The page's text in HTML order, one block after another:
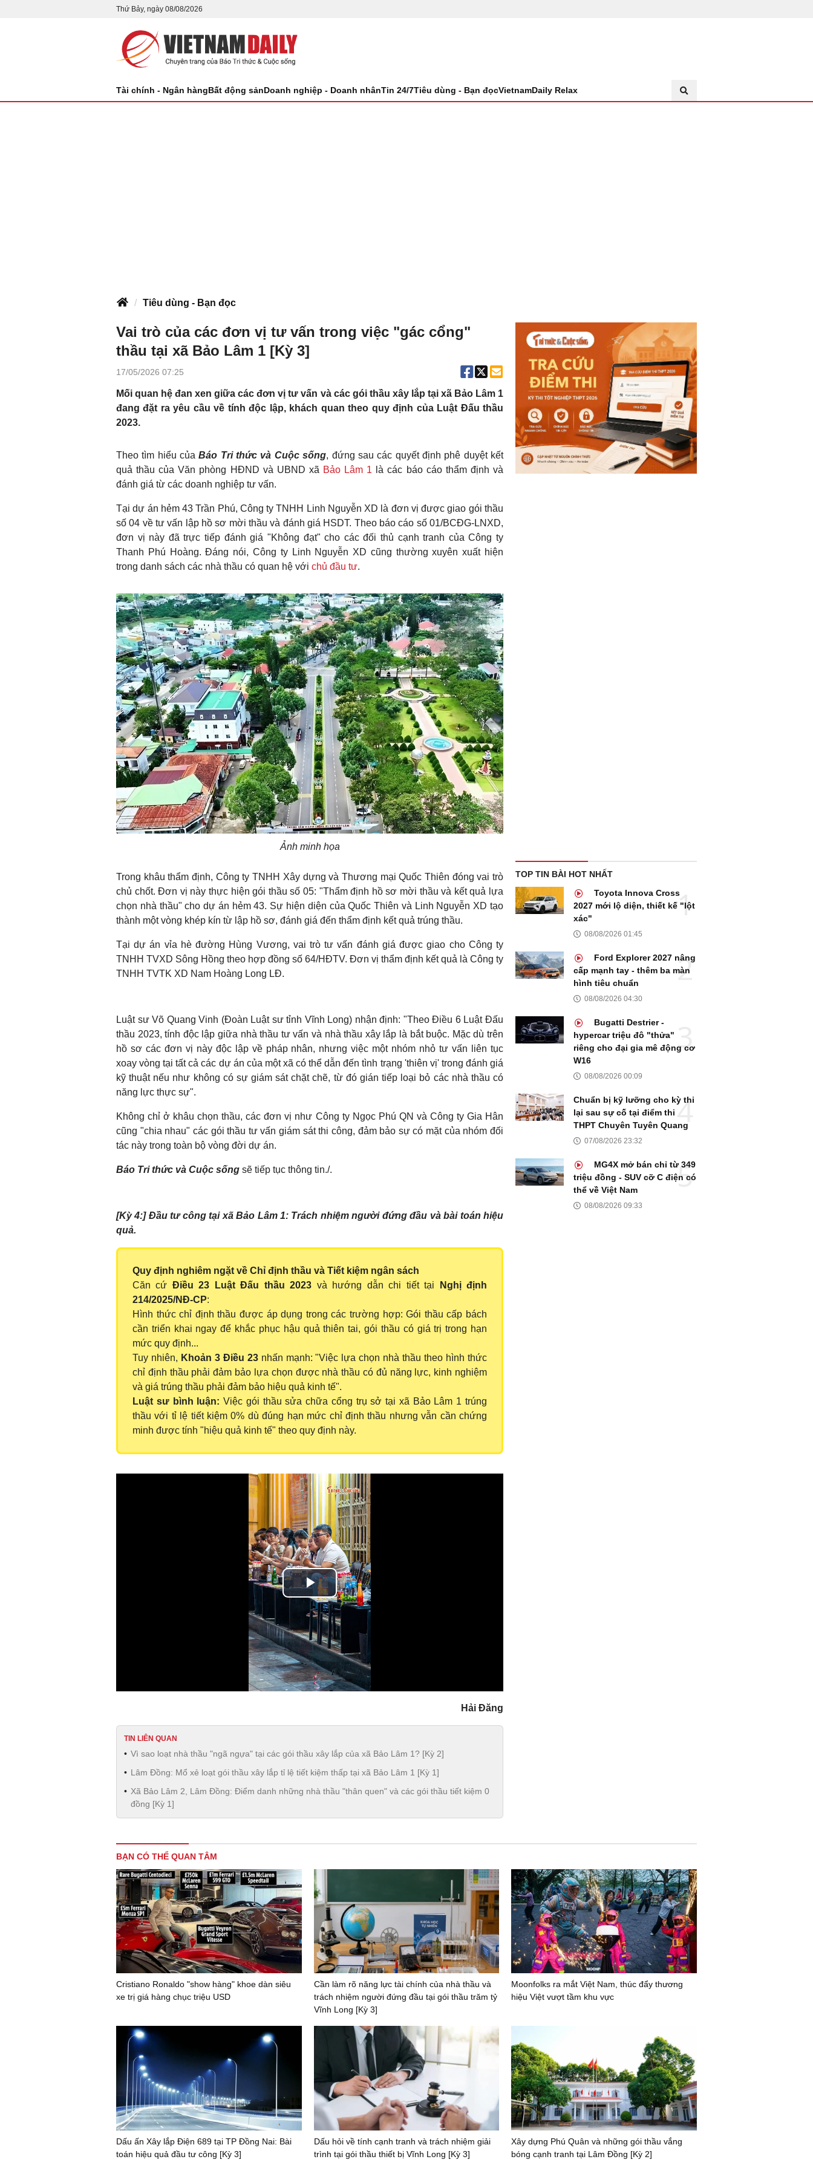
Thứ Bảy, ngày 08/08/2026
Tài chính - Ngân hàngBất động sảnDoanh nghiệp - Doanh nhânTin 24/7Tiêu dùng - Bạn đọcVietnamDaily Relax
Tiêu dùng - Bạn đọc
Vai trò của các đơn vị tư vấn trong việc "gác cổng"
thầu tại xã Bảo Lâm 1 [Kỳ 3]
17/05/2026 07:25
Mối quan hệ đan xen giữa các đơn vị tư vấn và các gói thầu xây lắp tại xã Bảo Lâm 1
đang đặt ra yêu cầu về tính độc lập, khách quan theo quy định của Luật Đấu thầu
2023.
Theo tìm hiểu củaBáo Tri thức và Cuộc sống, đứng sau các quyết định phê duyệt kết
quả thầu của Văn phòng HĐND và UBND xã Bảo Lâm 1 là các báo cáo thẩm định và
đánh giá từ các doanh nghiệp tư vấn.
Tại dự án hẻm 43 Trần Phú, Công ty TNHH Linh Nguyễn XD là đơn vị được giao gói thầu
số 04 về tư vấn lập hồ sơ mời thầu và đánh giá HSDT. Theo báo cáo số 01/BCĐG-LNXD,
đơn vị này đã trực tiếp đánh giá "Không đạt" cho các đối thủ cạnh tranh của Công ty
Thanh Phú Hoàng. Đáng nói, Công ty Linh Nguyễn XD cũng thường xuyên xuất hiện
trong danh sách các nhà thầu có quan hệ với chủ đầu tư.
Ảnh minh họa
Trong khâu thẩm định, Công ty TNHH Xây dựng và Thương mại Quốc Thiên đóng vai trò
chủ chốt. Đơn vị này thực hiện gói thầu số 05: "Thẩm định hồ sơ mời thầu và kết quả lựa
chọn nhà thầu" cho dự án hẻm 43. Sự hiện diện của Quốc Thiên và Linh Nguyễn XD tạo
thành một vòng khép kín từ lập hồ sơ, đánh giá đến thẩm định kết quả trúng thầu.
Tại dự án vỉa hè đường Hùng Vương, vai trò tư vấn đánh giá được giao cho Công ty
TNHH TVXD Sông Hồng theo hợp đồng số 64/HĐTV. Đơn vị thẩm định kết quả là Công ty
TNHH TVTK XD Nam Hoàng Long LĐ.
Luật sư Võ Quang Vinh (Đoàn Luật sư tỉnh Vĩnh Long) nhận định: "Theo Điều 6 Luật Đấu
thầu 2023, tính độc lập giữa nhà thầu tư vấn và nhà thầu xây lắp là bắt buộc. Mặc dù trên
hồ sơ các đơn vị này độc lập về pháp nhân, nhưng việc một nhóm nhỏ tư vấn liên tục
xoay vòng tại tất cả các dự án của một xã có thể dẫn đến tình trạng 'thiên vị' trong đánh giá
kỹ thuật nếu như không có sự giám sát chặt chẽ, từ đó gián tiếp loại bỏ các nhà thầu có
năng lực thực sự".
Không chỉ ở khâu chọn thầu, các đơn vị như Công ty Ngọc Phú QN và Công ty Gia Hân
cũng "chia nhau" các gói thầu tư vấn giám sát thi công, đảm bảo sự có mặt của nhóm đối
tác này trong toàn bộ vòng đời dự án.
Báo Tri thức và Cuộc sống sẽ tiếp tục thông tin./.
[Kỳ 4:] Đầu tư công tại xã Bảo Lâm 1: Trách nhiệm người đứng đầu và bài toán hiệu
quả.
Quy định nghiêm ngặt về Chỉ định thầu và Tiết kiệm ngân sách
Căn cứ Điều 23 Luật Đấu thầu 2023 và hướng dẫn chi tiết tại
Nghị định
214/2025/NĐ-CP:
Hình thức chỉ định thầu được áp dụng trong các trường hợp: Gói thầu cấp bách
cần triển khai ngay để khắc phục hậu quả thiên tai, gói thầu có giá trị trong hạn
mức quy định...
Tuy nhiên, Khoản 3 Điều 23nhấn mạnh: "Việc lựa chọn nhà thầu theo hình thức
chỉ định thầu phải đảm bảo lựa chọn được nhà thầu có đủ năng lực, kinh nghiệm
và giá trúng thầu phải đảm bảo hiệu quả kinh tế".
Luật sư bình luận: Việc gói thầu sửa chữa cổng trụ sở tại xã Bảo Lâm 1 trúng
thầu với tỉ lệ tiết kiệm 0% dù đúng hạn mức chỉ định thầu nhưng vẫn cần chứng
minh được tính "hiệu quả kinh tế" theo quy định này.
Play
Video
Hải Đăng
TIN LIÊN QUAN
Vì sao loạt nhà thầu "ngã ngựa" tại các gói thầu xây lắp của xã Bảo Lâm 1? [Kỳ 2]
Lâm Đồng: Mổ xẻ loạt gói thầu xây lắp tỉ lệ tiết kiệm thấp tại xã Bảo Lâm 1 [Kỳ 1]
Xã Bảo Lâm 2, Lâm Đồng: Điểm danh những nhà thầu "thân quen" và các gói thầu tiết kiệm 0
đồng [Kỳ 1]
TOP TIN BÀI HOT NHẤT
Toyota Innova Cross
2027 mới lộ diện, thiết kế "lột
xác"
08/08/2026 01:45
Ford Explorer 2027 nâng
cấp mạnh tay - thêm ba màn
hình tiêu chuẩn
08/08/2026 04:30
Bugatti Destrier -
hypercar triệu đô "thửa"
riêng cho đại gia mê động cơ
W16
08/08/2026 00:09
Chuẩn bị kỹ lưỡng cho kỳ thi
lại sau sự cố tại điểm thi
THPT Chuyên Tuyên Quang
07/08/2026 23:32
MG4X mở bán chỉ từ 349
triệu đồng - SUV cỡ C điện có
thể về Việt Nam
08/08/2026 09:33
BẠN CÓ THỂ QUAN TÂM
Cristiano Ronaldo "show hàng" khoe dàn siêu
xe trị giá hàng chục triệu USD
Cần làm rõ năng lực tài chính của nhà thầu và
trách nhiệm người đứng đầu tại gói thầu trăm tỷ
Vĩnh Long [Kỳ 3]
Moonfolks ra mắt Việt Nam, thúc đẩy thương
hiệu Việt vượt tầm khu vực
Dấu ấn Xây lắp Điện 689 tại TP Đồng Nai: Bài
toán hiệu quả đầu tư công [Kỳ 3]
Dấu hỏi về tính cạnh tranh và trách nhiệm giải
trình tại gói thầu thiết bị Vĩnh Long [Kỳ 3]
Xây dựng Phú Quân và những gói thầu vắng
bóng cạnh tranh tại Lâm Đồng [Kỳ 2]